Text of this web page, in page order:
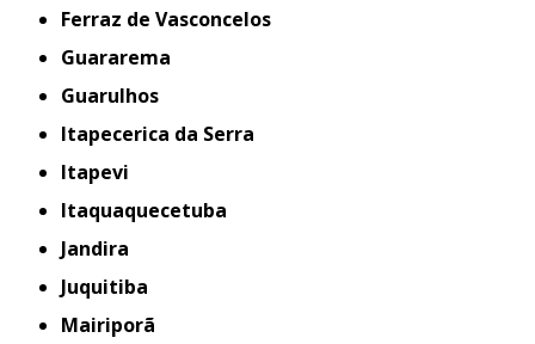
Ferraz de Vasconcelos
Guararema
Guarulhos
Itapecerica da Serra
Itapevi
Itaquaquecetuba
Jandira
Juquitiba
Mairiporã